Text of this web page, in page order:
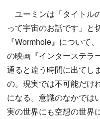
ユーミンは「タイトル
って宇宙のお話です」と
『Wormhole』について
の映画『インターステラ
通ると違う時間に出てし
の。現実では不可能だけ
になる。意識のなかでは
実の世界にも空想の世界